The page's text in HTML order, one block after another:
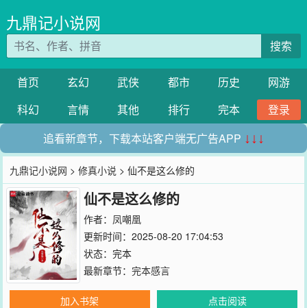
九鼎记小说网
搜索
首页 玄幻 武侠 都市 历史
网游
科幻
言情 其他 排行 完本
登录
追看新章节，下载本站客户端无广告APP ↓↓↓
九鼎记小说网 >修真小说 > 仙不是这么修的
仙不是这么修的
作者： 凤嘲凰
更新时间：2025-08-20 17:04:53
状态：完本
最新章节： 完本感言
加入书架
点击阅读